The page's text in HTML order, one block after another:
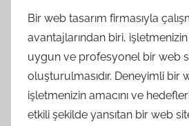
Bir web tasarım firmasıyla
avantajlarından biri,
uygun ve profesyonel bir web
oluşturulmasıdır. Deneyimli bir
işletmenizin amacını ve
etkili şekilde yansıtan bir web